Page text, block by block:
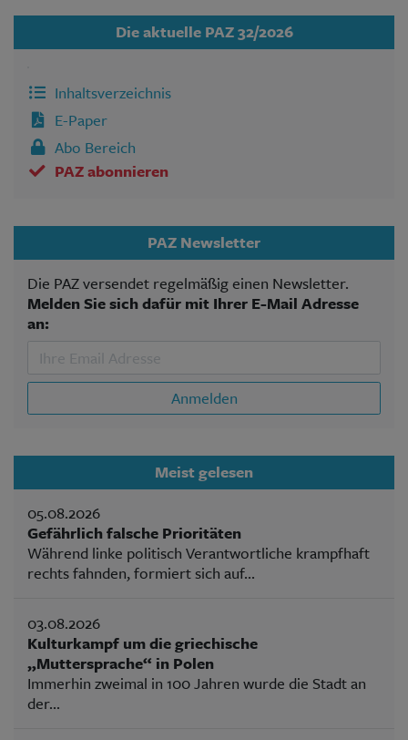
Die aktuelle PAZ 32/2026
Inhaltsverzeichnis
E-Paper
Abo Bereich
PAZ abonnieren
PAZ Newsletter
Die PAZ versendet regelmäßig einen Newsletter.
Melden Sie sich dafür mit Ihrer E-Mail Adresse
an:
Anmelden
Meist gelesen
05.08.2026
Gefährlich falsche Prioritäten
Während linke politisch Verantwortliche krampfhaft
rechts fahnden, formiert sich auf...
03.08.2026
Kulturkampf um die griechische
„Muttersprache“ in Polen
Immerhin zweimal in 100 Jahren wurde die Stadt an
der...